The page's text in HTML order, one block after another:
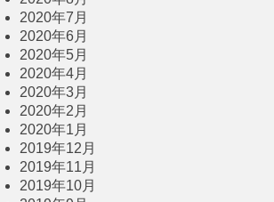
2020年7月
2020年6月
2020年5月
2020年4月
2020年3月
2020年2月
2020年1月
2019年12月
2019年11月
2019年10月